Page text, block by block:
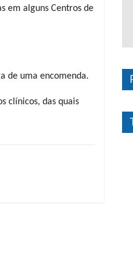
em alguns Centros de
de uma encomenda.
clínicos, das quais